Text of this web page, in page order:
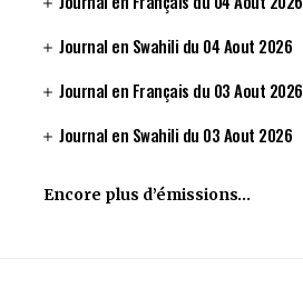
Journal en Swahili du 04 Aout 2026
Journal en Français du 03 Aout 2026
Journal en Swahili du 03 Aout 2026
Encore plus d’émissions…